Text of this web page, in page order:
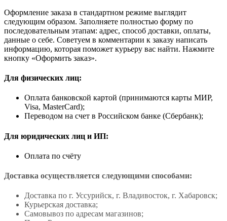
Оформление заказа в стандартном режиме выглядит
следующим образом. Заполняете полностью форму по
последовательным этапам: адрес, способ доставки, оплаты,
данные о себе. Советуем в комментарии к заказу написать
информацию, которая поможет курьеру вас найти. Нажмите
кнопку «Оформить заказ».
Для физических лиц:
Оплата банковской картой (принимаются карты МИР,
Visa, MasterCard);
Переводом на счет в Российском банке (Сбербанк);
Для юридических лиц и ИП:
Оплата по счёту
Доставка осуществляется следующими способами:
Доставка по г. Уссурийск, г. Владивосток, г. Хабаровск;
Курьерская доставка;
Самовывоз по адресам магазинов;